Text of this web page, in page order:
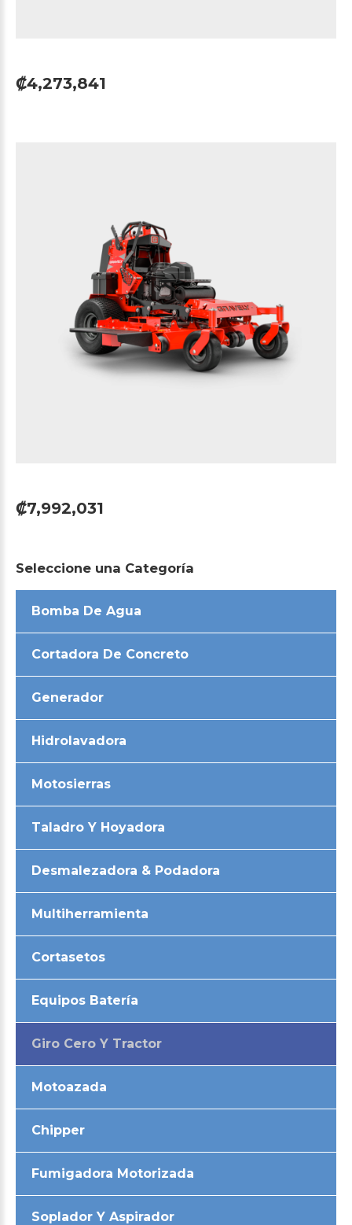
₡4,273,841
₡7,992,031
Seleccione una Categoría
Bomba De Agua
Cortadora De Concreto
Generador
Hidrolavadora
Motosierras
Taladro Y Hoyadora
Desmalezadora & Podadora
Multiherramienta
Cortasetos
Equipos Batería
Giro Cero Y Tractor
Motoazada
Chipper
Fumigadora Motorizada
Soplador Y Aspirador